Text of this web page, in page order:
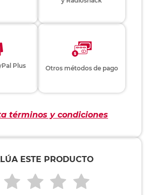
Plus Otros métodos de pago
términos y condiciones
ESTE PRODUCTO